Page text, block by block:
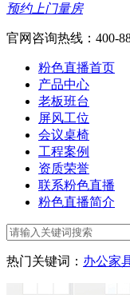
预约上门量房
官网咨询热线： 400-
粉色直播首页
产品中心
老板班台
屏风工位
会议桌椅
工程案例
资质荣誉
联系粉色直播
粉色直播简介
热门关键词： 办公家